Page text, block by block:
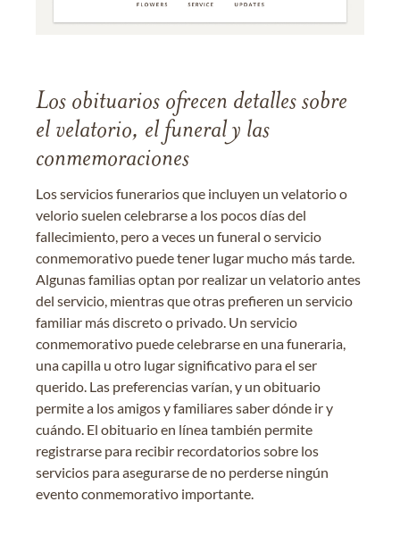
Los obituarios ofrecen detalles sobre
el velatorio, el funeral y las
conmemoraciones
Los servicios funerarios que incluyen un velatorio o
velorio suelen celebrarse a los pocos días del
fallecimiento, pero a veces un funeral o servicio
conmemorativo puede tener lugar mucho más tarde.
Algunas familias optan por realizar un velatorio antes
del servicio, mientras que otras prefieren un servicio
familiar más discreto o privado. Un servicio
conmemorativo puede celebrarse en una funeraria,
una capilla u otro lugar significativo para el ser
querido. Las preferencias varían, y un obituario
permite a los amigos y familiares saber dónde ir y
cuándo. El obituario en línea también permite
registrarse para recibir recordatorios sobre los
servicios para asegurarse de no perderse ningún
evento conmemorativo importante.